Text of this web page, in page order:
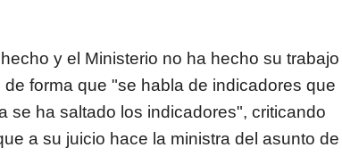
y el Ministerio no ha hecho su trabajo
forma que "se habla de indicadores que
se ha saltado los indicadores", criticando
a su juicio hace la ministra del asunto de